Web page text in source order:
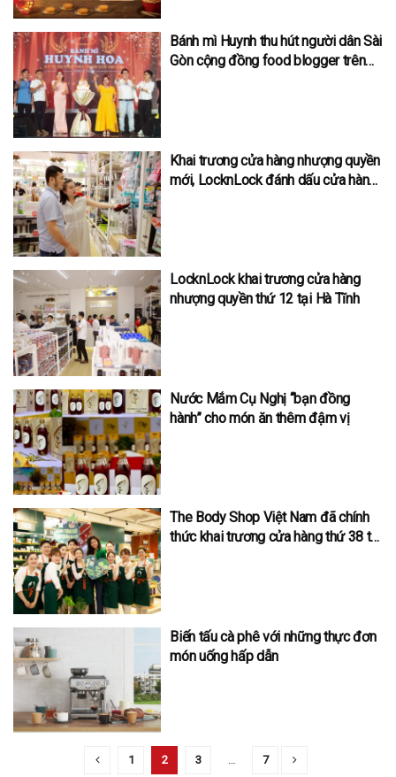
Bánh mì Huynh thu hút người dân Sài
Gòn cộng đồng food blogger trên
Khai trương cửa hàng nhượng quyền
mới, LocknLock đánh dấu cửa hàng
LocknLock khai trương cửa hàng
nhượng quyền thứ 12 tại Hà Tĩnh
Nước Mắm Cụ Nghị “bạn đồng
hành” cho món ăn thêm đậm vị
The Body Shop Việt Nam đã chính
thức khai trương cửa hàng thứ 38 tại
Biến tấu cà phê với những thực đơn
món uống hấp dẫn
1 2 3 … 7